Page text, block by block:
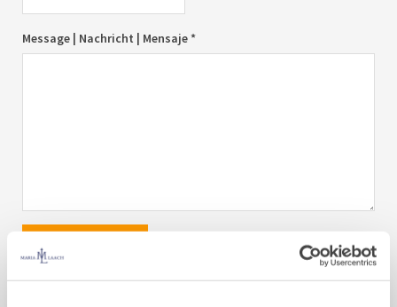
Message | Nachricht | Mensaje *